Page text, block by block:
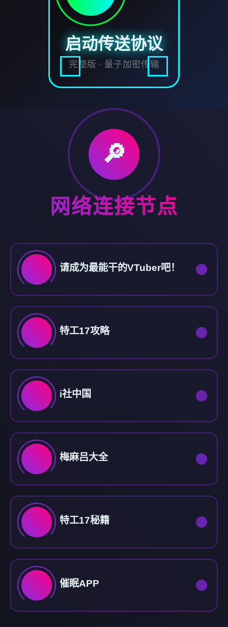
启动传送协议
完整版 · 量子加密传输
🔎
网络连接节点
请成为最能干的VTuber吧！
特工17攻略
i社中国
梅麻吕大全
特工17秘籍
催眠APP